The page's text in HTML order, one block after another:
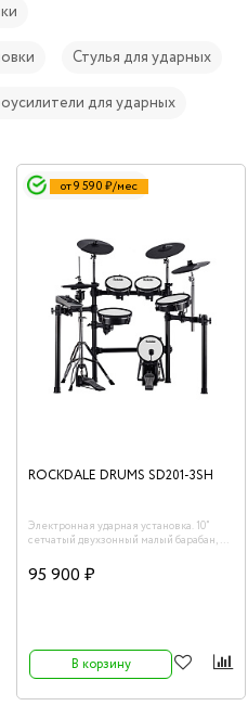
Стулья для ударных
для ударных
от 9 590 ₽/мес
ROCKDALE DRUMS SD201-3SH
Электронная ударная установка. 10”
сетчатый двухзонный малый барабан, 8”
сетчатый двухзонный напольный том, 8”
сетчатый пэд бас-барабана. 12”
алюминиевая рама. 30 пресетов
барабанных установок. 467 звуков
барабанов, тарелок и перкуссии. 15
встроенных аккомпанементов.
95 900 ₽
В корзину